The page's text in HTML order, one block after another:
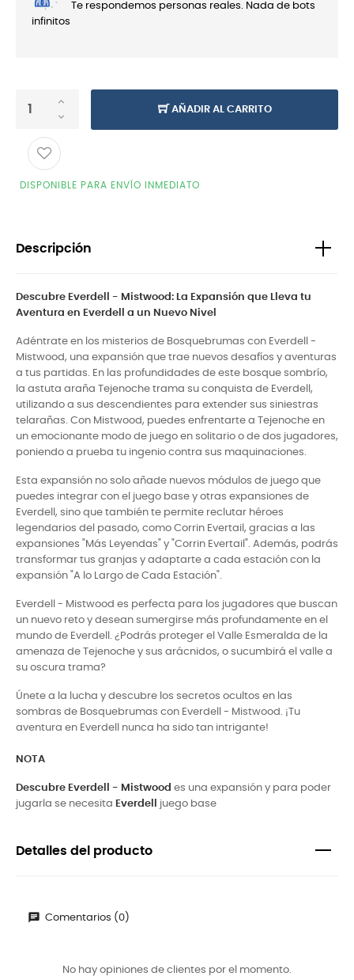
Te respondemos personas reales. Nada de bots
infinitos
AÑADIR AL CARRITO
DISPONIBLE PARA ENVÍO INMEDIATO
Descripción
Descubre Everdell - Mistwood: La Expansión que Lleva tu
Aventura en Everdell a un Nuevo Nivel
Adéntrate en los misterios de Bosquebrumas con Everdell -
Mistwood, una expansión que trae nuevos desafíos y aventuras
a tus partidas. En las profundidades de este bosque sombrío,
la astuta araña Tejenoche trama su conquista de Everdell,
utilizando a sus descendientes para extender sus siniestras
telarañas. Con Mistwood, puedes enfrentarte a Tejenoche en
un emocionante modo de juego en solitario o de dos jugadores,
poniendo a prueba tu ingenio contra sus maquinaciones.
Esta expansión no solo añade nuevos módulos de juego que
puedes integrar con el juego base y otras expansiones de
Everdell, sino que también te permite reclutar héroes
legendarios del pasado, como Corrin Evertail, gracias a las
expansiones "Más Leyendas" y "Corrin Evertail". Además, podrás
transformar tus granjas y adaptarte a cada estación con la
expansión "A lo Largo de Cada Estación".
Everdell - Mistwood es perfecta para los jugadores que buscan
un nuevo reto y desean sumergirse más profundamente en el
mundo de Everdell. ¿Podrás proteger el Valle Esmeralda de la
amenaza de Tejenoche y sus arácnidos, o sucumbirá el valle a
su oscura trama?
Únete a la lucha y descubre los secretos ocultos en las
sombras de Bosquebrumas con Everdell - Mistwood. ¡Tu
aventura en Everdell nunca ha sido tan intrigante!
NOTA
Descubre Everdell - Mistwood es una expansión y para poder
jugarla se necesita Everdell juego base
Detalles del producto
Comentarios (0)
No hay opiniones de clientes por el momento.